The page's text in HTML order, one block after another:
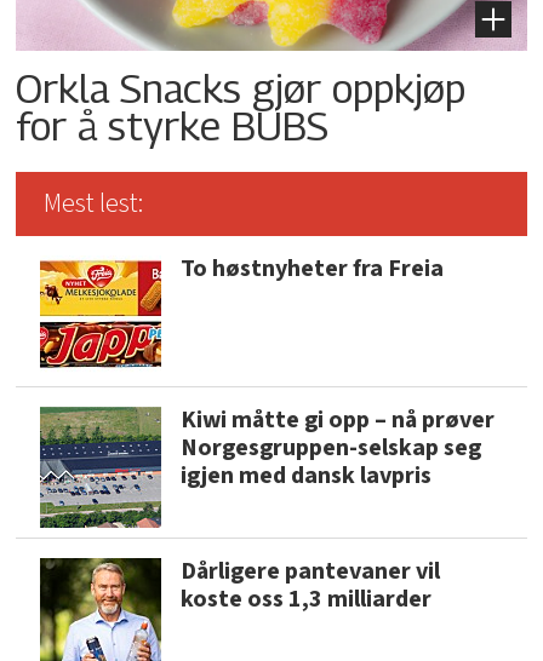
Orkla Snacks gjør oppkjøp
for å styrke BUBS
Mest lest:
To høstnyheter fra Freia
Kiwi måtte gi opp – nå prøver
Norgesgruppen-selskap seg
igjen med dansk lavpris
Dårligere pantevaner vil
koste oss 1,3 milliarder